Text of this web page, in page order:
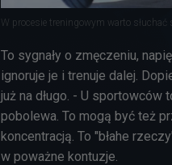
W procesie treningowym warto słuchać
To sygnały o zmęczeniu,
ignoruje je i trenuje dalej.
już na długo. - U sportowców
pobolewa. To mogą być też
koncentracją. To "błahe
w poważne kontuzje.